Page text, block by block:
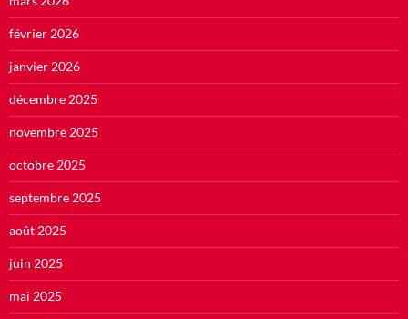
février 2026
janvier 2026
décembre 2025
novembre 2025
octobre 2025
septembre 2025
août 2025
juin 2025
mai 2025